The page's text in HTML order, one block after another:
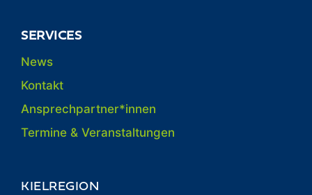
SERVICES
News
Kontakt
Ansprechpartner*innen
Termine & Veranstaltungen
KIELREGION